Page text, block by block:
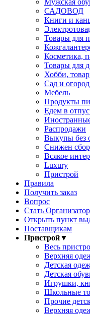
Мужская
САДОВОД
Книги и
Товары для
Косметика,
Товары для
Хобби,
Сад и огород
Мебель
Продукты
Едем в
Распродажи
Выкупы без
Снижен
Всякое
Luxury
Пристрой
Правила
Получить заказ
Вопрос
Стать
Открыть пункт
Поставщикам
Пристрой▼
Весь
Верхняя
Детская
Детская
Игрушки,
Школьные
Прочие
Верхняя